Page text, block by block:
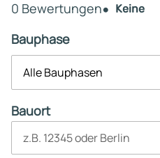
0 Bewertungen Keine
Bauphase
Alle Bauphasen
Bauort
z.B. 12345 oder Berlin